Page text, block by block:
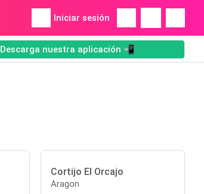
Iniciar sesión
Descarga nuestra aplicación 📲
Cortijo El Orcajo
Aragon